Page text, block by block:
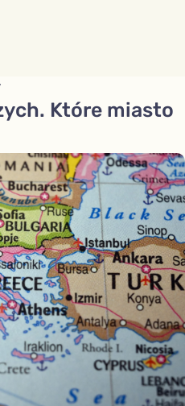
Które miasto